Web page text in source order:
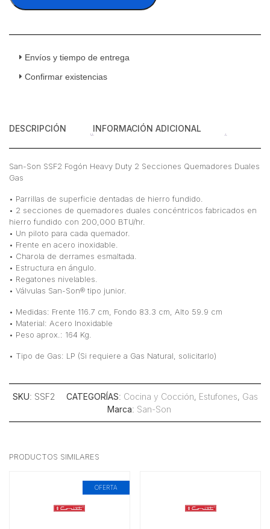
Heavy
2
Quemadores
Envíos y tiempo de entrega
Confirmar existencias
DESCRIPCIÓN INFORMACIÓN ADICIONAL
San-Son SSF2 Fogón Heavy Duty 2 Secciones Quemadores Duales
Gas
• Parrillas de superficie dentadas de hierro fundido.
• 2 secciones de quemadores duales concéntricos fabricados en
hierro fundido con 200,000 BTU/hr.
• Un piloto para cada quemador.
• Frente en acero inoxidable.
• Charola de derrames esmaltada.
• Estructura en ángulo.
• Regatones nivelables.
• Válvulas San-Son® tipo junior.
• Medidas: Frente 116.7 cm, Fondo 83.3 cm, Alto 59.9 cm
• Material: Acero Inoxidable
• Peso aprox.: 164 Kg.
• Tipo de Gas: LP (Si requiere a Gas Natural, solicitarlo)
SKU: SSF2 CATEGORÍAS: Cocina y Cocción, Estufones, Gas
Marca: San-Son
PRODUCTOS SIMILARES
OFERTA